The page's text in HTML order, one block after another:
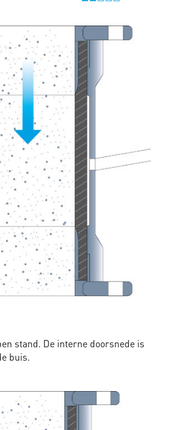
stand. De interne doorsnede is
buis.